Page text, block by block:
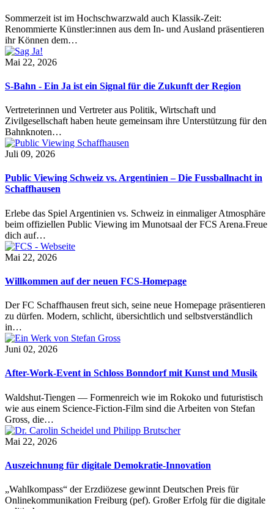
Sommerzeit ist im Hochschwarzwald auch Klassik-Zeit:
Renommierte Künstler:innen aus dem In- und Ausland präsentieren
ihr Können dem…
Mai 22, 2026
S-Bahn - Ein Ja ist ein Signal für die Zukunft der Region
Vertreterinnen und Vertreter aus Politik, Wirtschaft und
Zivilgesellschaft haben heute gemeinsam ihre Unterstützung für den
Bahnknoten…
Juli 09, 2026
Public Viewing Schweiz vs. Argentinien – Die Fussballnacht in
Schaffhausen
Erlebe das Spiel Argentinien vs. Schweiz in einmaliger Atmosphäre
beim offiziellen Public Viewing im Munotsaal der FCS Arena.Freue
dich auf…
Mai 22, 2026
Willkommen auf der neuen FCS-Homepage
Der FC Schaffhausen freut sich, seine neue Homepage präsentieren
zu dürfen. Modern, schlicht, übersichtlich und selbstverständlich
in…
Juni 02, 2026
After-Work-Event in Schloss Bonndorf mit Kunst und Musik
Waldshut-Tiengen — Formenreich wie im Rokoko und futuristisch
wie aus einem Science-Fiction-Film sind die Arbeiten von Stefan
Gross, die…
Mai 22, 2026
Auszeichnung für digitale Demokratie-Innovation
„Wahlkompass“ der Erzdiözese gewinnt Deutschen Preis für
Onlinekommunikation Freiburg (pef). Großer Erfolg für die digitale